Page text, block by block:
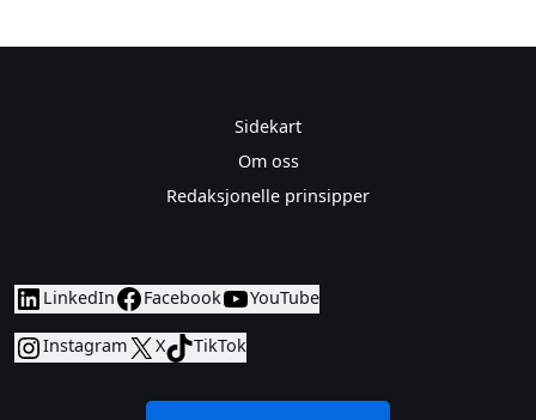
Sidekart
Om oss
Redaksjonelle prinsipper
LinkedIn Facebook YouTube
Instagram X TikTok